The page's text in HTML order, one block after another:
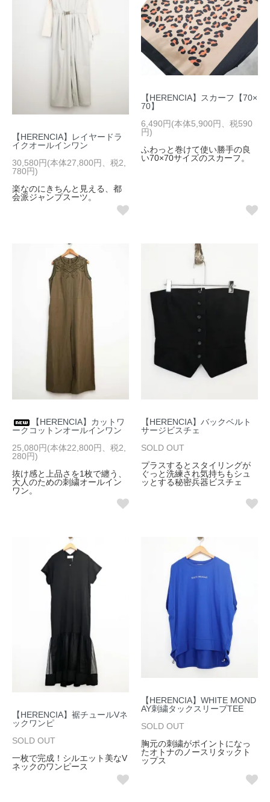
【HERENCIA】レイヤードラ
イクオールインワン
30,580円(本体27,800円、税2,
780円)
楽なのにきちんと見える、都
会派ジャンプスーツ。
【HERENCIA】スカーフ【70×
70】
6,490円(本体5,900円、税590
円)
ふわっと巻けて使い勝手の良
い70×70サイズのスカーフ。
【HERENCIA】カットワ
ークコットンオールインワン
25,080円(本体22,800円、税2,
280円)
抜け感と上品さを1枚で纏う、
大人のための刺繍オールイン
ワン。
【HERENCIA】バックベルト
サージビスチェ
SOLD OUT
プラスするとスタイリングが
ぐっと洗練され気持ちもシュ
ッとする秘密兵器ビスチェ
【HERENCIA】裾チュールVネ
ックワンピ
SOLD OUT
一枚で完成！シルエット美なV
ネックのワンピース
【HERENCIA】WHITE MOND
AY刺繍タックスリーブTEE
SOLD OUT
胸元の刺繍がポイントになっ
たオトナのノースリタックト
ップス